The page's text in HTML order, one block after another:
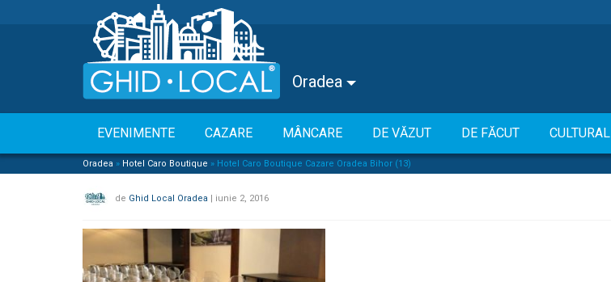
Oradea
EVENIMENTE CAZARE MÂNCARE DE VĂZUT DE FĂCUT CULTURAL
Oradea » Hotel Caro Boutique » Hotel Caro Boutique Cazare Oradea Bihor (13)
de Ghid Local Oradea | iunie 2, 2016